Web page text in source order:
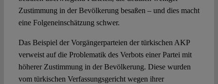
Zustimmung in der Bevölkerung besaßen – und dies macht
eine Folgeneinschätzung schwer.
Das Beispiel der Vorgängerparteien der türkischen AKP
verweist auf die Problematik des Verbots einer Partei mit
höherer Zustimmung in der Bevölkerung. Diese wurden
vom türkischen Verfassungsgericht wegen ihrer